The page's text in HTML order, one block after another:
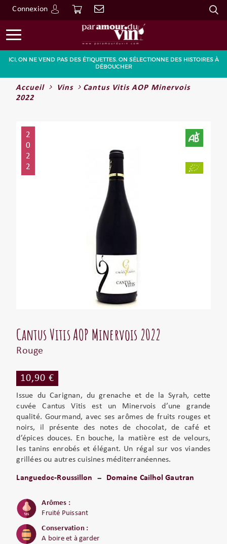
Connexion
Go
ICI, ON NE VEND PAS DES ÉTIQUETTES. ON SÉLECTIONNE DES HISTOIRES À
DÉBOUCHER
Accueil Vins
Cantus Vitis AOP Minervois
2022
2
0
2
2
Cantus Vitis AOP Minervois 2022
Rouge
10,90 €
Issue du Carignan, du grenache et de la Syrah, cette
cuvée Cantus Vitis est un Minervois d’une grande
qualité. Gourmand, avec ses arômes de fruits rouges et
noirs, il présente des notes de chocolat, de café et
d’épices douces. En bouche, la matière est de velours,
les tanins enrobés et élégant. Un régal sur vos viandes
grillées ou autres cuisines méditerranéennes.
Languedoc-Roussillon Domaine Cailhol Gautran
Arômes :
Fruité Puissant
Conservation :
A boire et à garder